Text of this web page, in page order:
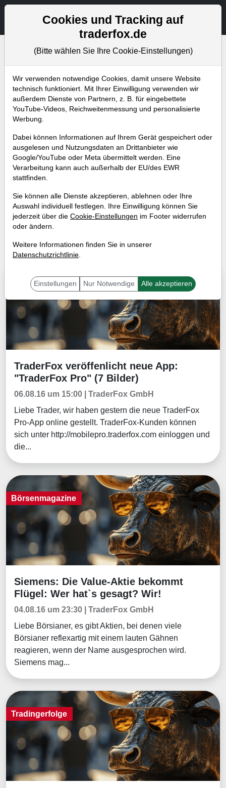
Aktien- und Artikelsuche
Blog
Abonniere jetzt unseren wöchentlichen
neuen Aktienanalysen oder
Weiterentwicklungen zu verpassen.
Alle ArtikelAktuellesWeekly BriefingTrader-Blog
Aktuelles
Aktuelles
TraderFox veröffenlicht neue App:
"TraderFox Pro" (7 Bilder)
06.08.16 um 15:00 | TraderFox GmbH
Liebe Trader, wir haben gestern die neue TraderFox
Pro-App online gestellt. TraderFox-Kunden können
sich unter http://mobilepro.traderfox.com einloggen und
die...
Börsenmagazine
Börsenmagazine
Siemens: Die Value-Aktie bekommt
Flügel: Wer hat`s gesagt? Wir!
04.08.16 um 23:30 | TraderFox GmbH
Liebe Börsianer, es gibt Aktien, bei denen viele
Börsianer reflexartig mit einem lauten Gähnen
reagieren, wenn der Name ausgesprochen wird.
Siemens mag...
Tradingerfolge
Cookies und Tracking auf
traderfox.de
(Bitte wählen Sie Ihre Cookie-Einstellungen)
Wir verwenden notwendige Cookies, damit unsere Website
technisch funktioniert. Mit Ihrer Einwilligung verwenden wir
außerdem Dienste von Partnern, z. B. für eingebettete
YouTube-Videos, Reichweitenmessung und personalisierte
Werbung.
Dabei können Informationen auf Ihrem Gerät gespeichert oder
ausgelesen und Nutzungsdaten an Drittanbieter wie
Google/YouTube oder Meta übermittelt werden. Eine
Verarbeitung kann auch außerhalb der EU/des EWR
stattfinden.
Sie können alle Dienste akzeptieren, ablehnen oder Ihre
Auswahl individuell festlegen. Ihre Einwilligung können Sie
jederzeit über die Cookie-Einstellungen im Footer widerrufen
oder ändern.
Weitere Informationen finden Sie in unserer
Datenschutzrichtlinie.
Einstellungen Nur Notwendige Alle akzeptieren